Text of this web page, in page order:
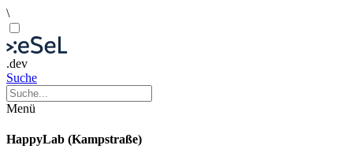
\
.dev
Suche
Menü
HappyLab (Kampstraße)